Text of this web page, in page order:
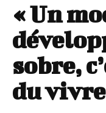
« Un
sobre,
du